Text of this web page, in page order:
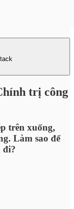
trị công
trên xuống,
Làm sao để
đi?